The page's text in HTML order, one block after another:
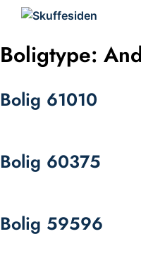
Boligtype:
Bolig 61010
Bolig 60375
Bolig 59596